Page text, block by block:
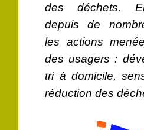
des déchets.
depuis de
les actions
des usagers :
tri à domicile,
réduction des